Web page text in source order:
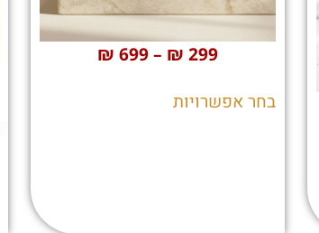
₪ 299
–
₪ 699
בחר אפשרויות